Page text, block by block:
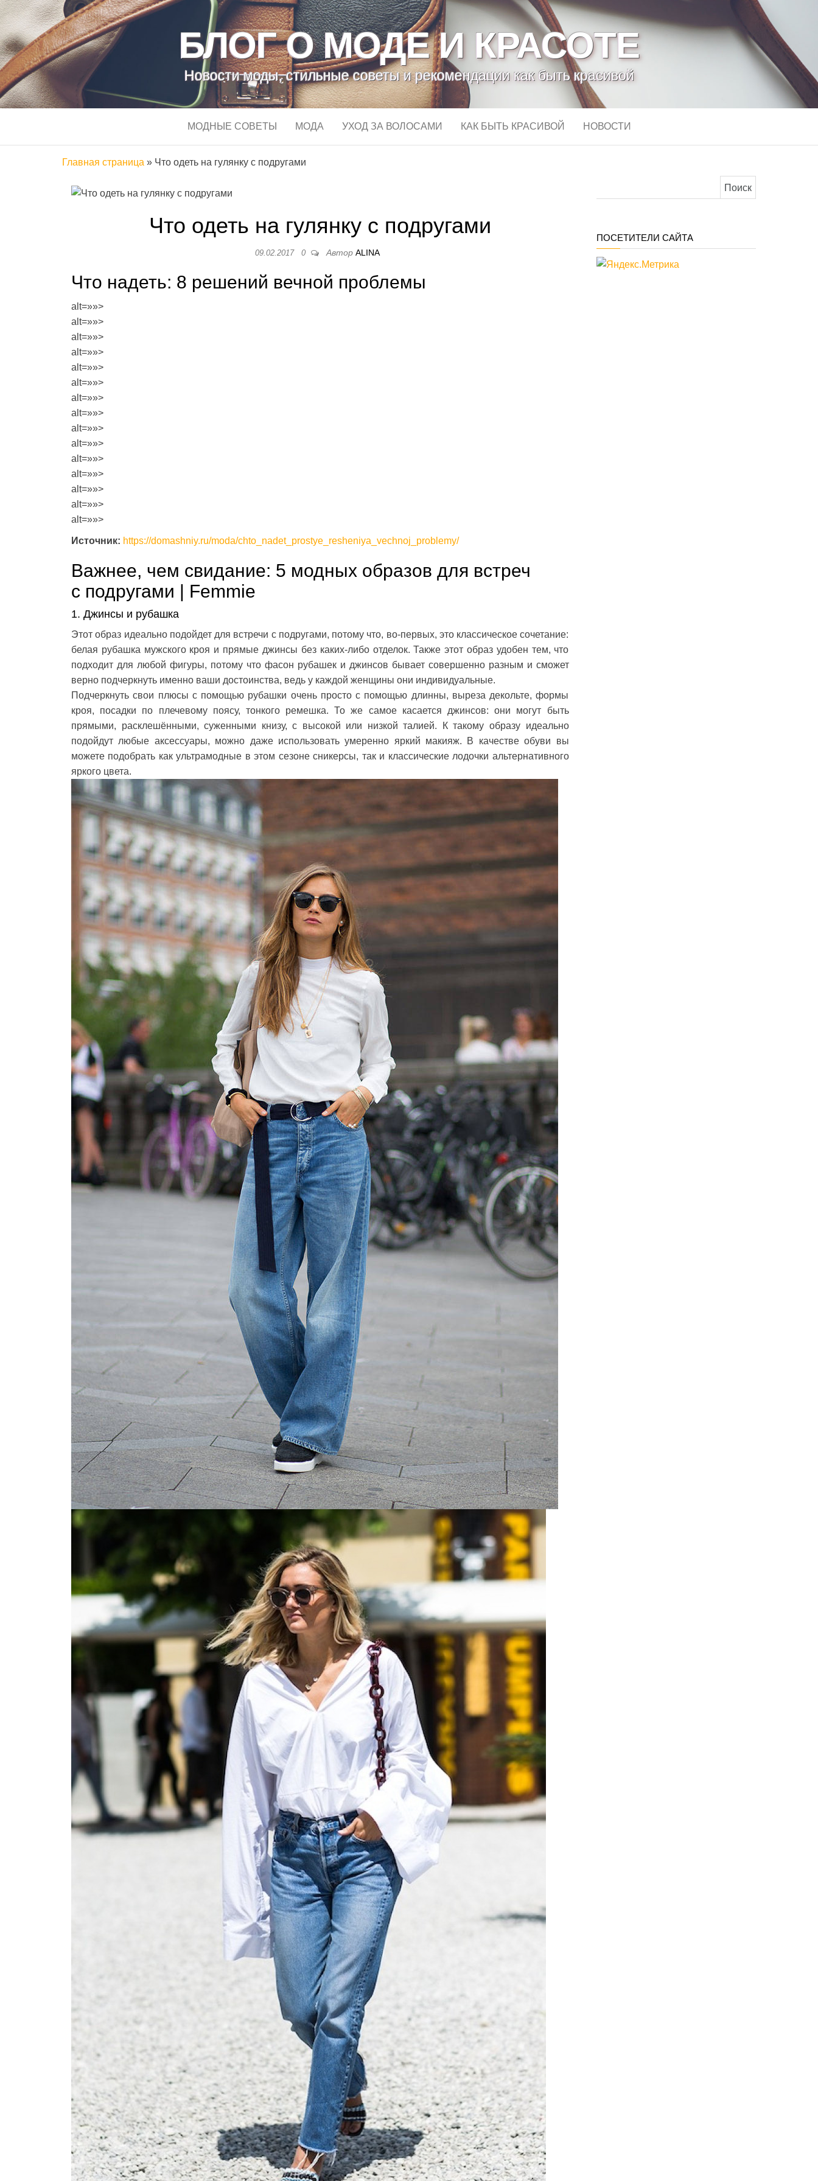
БЛОГ О МОДЕ И КРАСОТЕ
Новости моды, стильные советы и рекомендации как быть красивой
МОДНЫЕ СОВЕТЫ МОДА УХОД ЗА ВОЛОСАМИ КАК БЫТЬ КРАСИВОЙ НОВОСТИ
Главная страница » Что одеть на гулянку с подругами
Что одеть на гулянку с подругами
09.02.2017 0 АвторALINA
Что надеть: 8 решений вечной проблемы
alt=»»>
alt=»»>
alt=»»>
alt=»»>
alt=»»>
alt=»»>
alt=»»>
alt=»»>
alt=»»>
alt=»»>
alt=»»>
alt=»»>
alt=»»>
alt=»»>
alt=»»>
Источник: https://domashniy.ru/moda/chto_nadet_prostye_resheniya_vechnoj_problemy/
Важнее, чем свидание: 5 модных образов для встреч
с подругами | Femmie
1. Джинсы и рубашка
Этот образ идеально подойдет для встречи с подругами, потому что, во-первых, это классическое сочетание:
белая рубашка мужского кроя и прямые джинсы без каких-либо отделок. Также этот образ удобен тем, что
подходит для любой фигуры, потому что фасон рубашек и джинсов бывает совершенно разным и сможет
верно подчеркнуть именно ваши достоинства, ведь у каждой женщины они индивидуальные.
Подчеркнуть свои плюсы с помощью рубашки очень просто с помощью длинны, выреза декольте, формы
кроя, посадки по плечевому поясу, тонкого ремешка. То же самое касается джинсов: они могут быть
прямыми, расклешёнными, суженными книзу, с высокой или низкой талией. К такому образу идеально
подойдут любые аксессуары, можно даже использовать умеренно яркий макияж. В качестве обуви вы
можете подобрать как ультрамодные в этом сезоне сникерсы, так и классические лодочки альтернативного
яркого цвета.
ПОСЕТИТЕЛИ САЙТА